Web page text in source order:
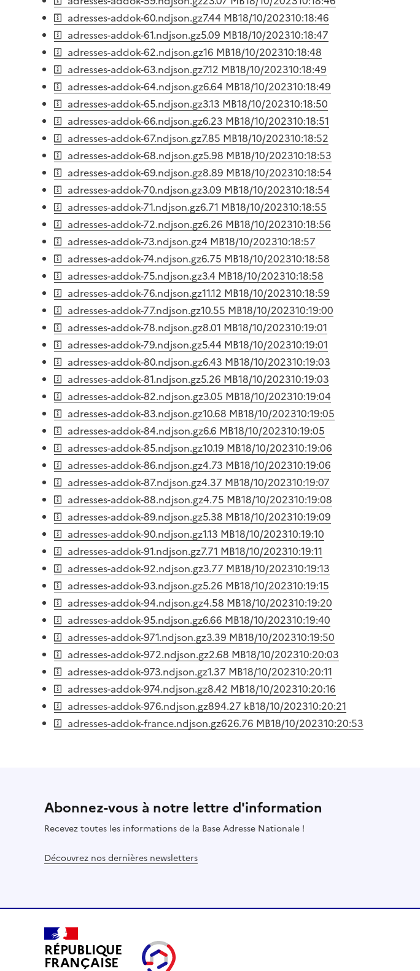
adresses-addok-60.ndjson.gz7.44 MB18/10/202310:18:46
adresses-addok-61.ndjson.gz5.09 MB18/10/202310:18:47
adresses-addok-62.ndjson.gz16 MB18/10/202310:18:48
adresses-addok-63.ndjson.gz7.12 MB18/10/202310:18:49
adresses-addok-64.ndjson.gz6.64 MB18/10/202310:18:49
adresses-addok-65.ndjson.gz3.13 MB18/10/202310:18:50
adresses-addok-66.ndjson.gz6.23 MB18/10/202310:18:51
adresses-addok-67.ndjson.gz7.85 MB18/10/202310:18:52
adresses-addok-68.ndjson.gz5.98 MB18/10/202310:18:53
adresses-addok-69.ndjson.gz8.89 MB18/10/202310:18:54
adresses-addok-70.ndjson.gz3.09 MB18/10/202310:18:54
adresses-addok-71.ndjson.gz6.71 MB18/10/202310:18:55
adresses-addok-72.ndjson.gz6.26 MB18/10/202310:18:56
adresses-addok-73.ndjson.gz4 MB18/10/202310:18:57
adresses-addok-74.ndjson.gz6.75 MB18/10/202310:18:58
adresses-addok-75.ndjson.gz3.4 MB18/10/202310:18:58
adresses-addok-76.ndjson.gz11.12 MB18/10/202310:18:59
adresses-addok-77.ndjson.gz10.55 MB18/10/202310:19:00
adresses-addok-78.ndjson.gz8.01 MB18/10/202310:19:01
adresses-addok-79.ndjson.gz5.44 MB18/10/202310:19:01
adresses-addok-80.ndjson.gz6.43 MB18/10/202310:19:03
adresses-addok-81.ndjson.gz5.26 MB18/10/202310:19:03
adresses-addok-82.ndjson.gz3.05 MB18/10/202310:19:04
adresses-addok-83.ndjson.gz10.68 MB18/10/202310:19:05
adresses-addok-84.ndjson.gz6.6 MB18/10/202310:19:05
adresses-addok-85.ndjson.gz10.19 MB18/10/202310:19:06
adresses-addok-86.ndjson.gz4.73 MB18/10/202310:19:06
adresses-addok-87.ndjson.gz4.37 MB18/10/202310:19:07
adresses-addok-88.ndjson.gz4.75 MB18/10/202310:19:08
adresses-addok-89.ndjson.gz5.38 MB18/10/202310:19:09
adresses-addok-90.ndjson.gz1.13 MB18/10/202310:19:10
adresses-addok-91.ndjson.gz7.71 MB18/10/202310:19:11
adresses-addok-92.ndjson.gz3.77 MB18/10/202310:19:13
adresses-addok-93.ndjson.gz5.26 MB18/10/202310:19:15
adresses-addok-94.ndjson.gz4.58 MB18/10/202310:19:20
adresses-addok-95.ndjson.gz6.66 MB18/10/202310:19:40
adresses-addok-971.ndjson.gz3.39 MB18/10/202310:19:50
adresses-addok-972.ndjson.gz2.68 MB18/10/202310:20:03
adresses-addok-973.ndjson.gz1.37 MB18/10/202310:20:11
adresses-addok-974.ndjson.gz8.42 MB18/10/202310:20:16
adresses-addok-976.ndjson.gz894.27 kB18/10/202310:20:21
adresses-addok-france.ndjson.gz626.76 MB18/10/202310:20:53
Abonnez-vous à notre lettre d'information
Recevez toutes les informations de la Base Adresse Nationale !
Découvrez nos dernières newsletters
RÉPUBLIQUE
FRANÇAISE